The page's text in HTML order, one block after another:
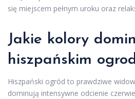
się miejscem pełnym uroku oraz
Jakie kolory
hiszpańskim
Hiszpański ogród to prawdziwe
dominują intensywne odcienie